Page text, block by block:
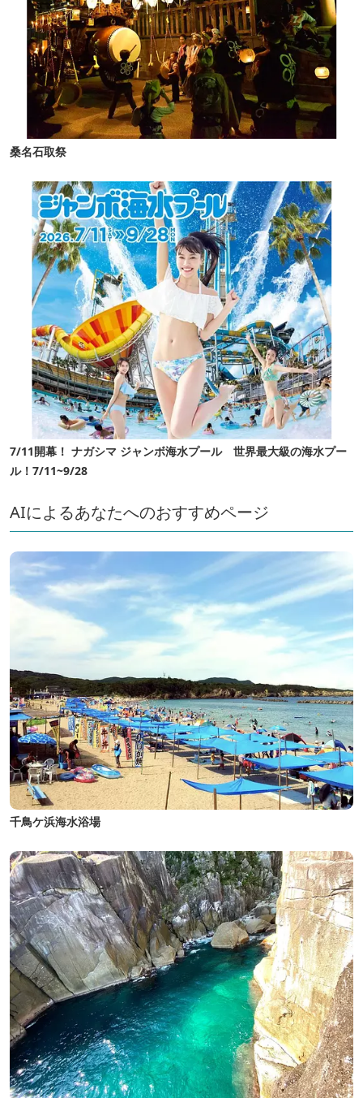
桑名石取祭
7/11開幕！ ナガシマ ジャンボ海水プール 世界最大級の海水プー
ル！7/11~9/28
AIによるあなたへのおすすめページ
千鳥ケ浜海水浴場